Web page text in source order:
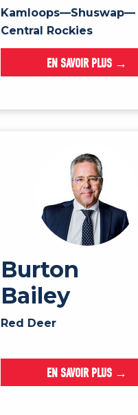
Kamloops—Shuswap—
Central Rockies
EN SAVOIR PLUS →
Burton
Bailey
Red Deer
EN SAVOIR PLUS →